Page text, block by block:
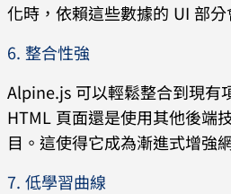
化時，依賴這些數據的 UI 部分
6. 整合性強
Alpine.js 可以輕鬆整合到現有
HTML 頁面還是使用其他後端
目。這使得它成為漸進式增強
7. 低學習曲線